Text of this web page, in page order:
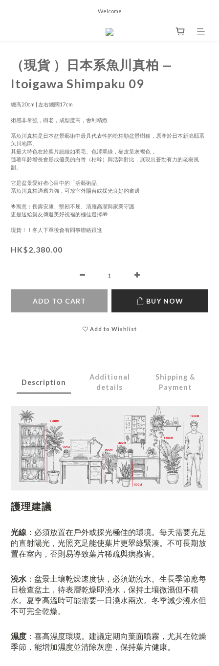
Welcome
（現貨 ）日本系魚川真柏 —
Itoigawa Shimpaku 09
總高20cm | 左右總闊17cm
術感非常強，樹老，成型度高，舍利精緻
系魚川真柏是日本盆景藝術中最具代表性的松柏類盆景樹種，原產於日本新潟縣系
魚川地區。
其最大特色在於葉片細緻如羽毛、色澤翠綠，樹皮呈灰褐色，
隨著年齡增長會形成優美的白骨（枯幹）與活幹對比，展現出蒼勁有力的老樹風
韻。
它是盆景愛好者心目中的「活藝術品」
系魚川真柏適應力強，可放室外陽台或採光良好的窗邊
🌟寓意：長壽安康、堅韌不屈、清雅高潔與家業守護
更是送給親友傳遞美好祝福的極佳選擇🎁
現貨！！客人下單後會有同事聯絡跟進
HK$2,380.00
ADD TO CART BUY NOW
Add to Wishlist
Description
Additional
details
Shipping &
Payment
護理建議
光線 ：必須放置在戶外或採光極佳的環境。每天需要充足
的直射陽光，光照充足能使葉片更翠綠緊湊。不可長期放
置在室內，否則易導致葉片稀疏與病蟲害。
澆水 ：盆景土壤乾燥速度快，必須勤澆水。生長季節應每
日檢查盆土，待表層乾燥即澆水，保持土壤微濕但不積
水。夏季高溫時可能需要一日澆水兩次。冬季減少澆水但
不可完全乾燥。
濕度 ：喜高濕度環境。建議定期向葉面噴霧，尤其在乾燥
季節，能增加濕度並清除灰塵，保持葉片健康。